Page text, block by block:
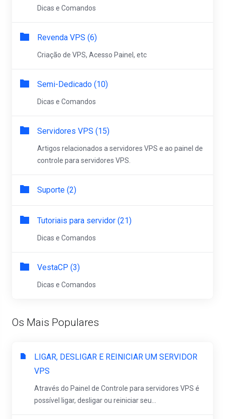
Dicas e Comandos
Revenda VPS (6)
Criação de VPS, Acesso Painel, etc
Semi-Dedicado (10)
Dicas e Comandos
Servidores VPS (15)
Artigos relacionados a servidores VPS e ao painel de
controle para servidores VPS.
Suporte (2)
Tutoriais para servidor (21)
Dicas e Comandos
VestaCP (3)
Dicas e Comandos
Os Mais Populares
LIGAR, DESLIGAR E REINICIAR UM SERVIDOR
VPS
Através do Painel de Controle para servidores VPS é
possível ligar, desligar ou reiniciar seu...